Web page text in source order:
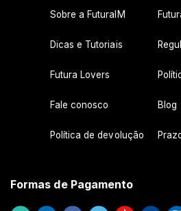
Sobre a FuturaIM
Dicas e Tutoriais
Futura Lovers
Fale conosco Blog
Política de devolução
Formas de Pagamento